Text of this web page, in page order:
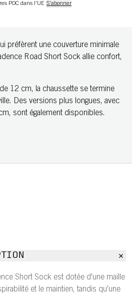
POC dans l'UE S'abonner
préfèrent une couverture minimale
Road Short Sock allie confort,
12 cm, la chaussette se termine
Des versions plus longues, avec
sont également disponibles.
Short Sock est dotée d'une maille
et le maintien, tandis qu'une